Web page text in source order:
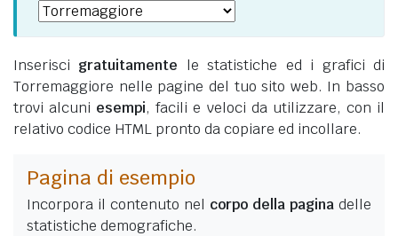
Inserisci gratuitamente le statistiche ed i grafici di
Torremaggiore nelle pagine del tuo sito web. In basso
trovi alcuni esempi, facili e veloci da utilizzare, con il
relativo codice HTML pronto da copiare ed incollare.
Pagina di esempio
Incorpora il contenuto nel corpo della pagina delle
statistiche demografiche.